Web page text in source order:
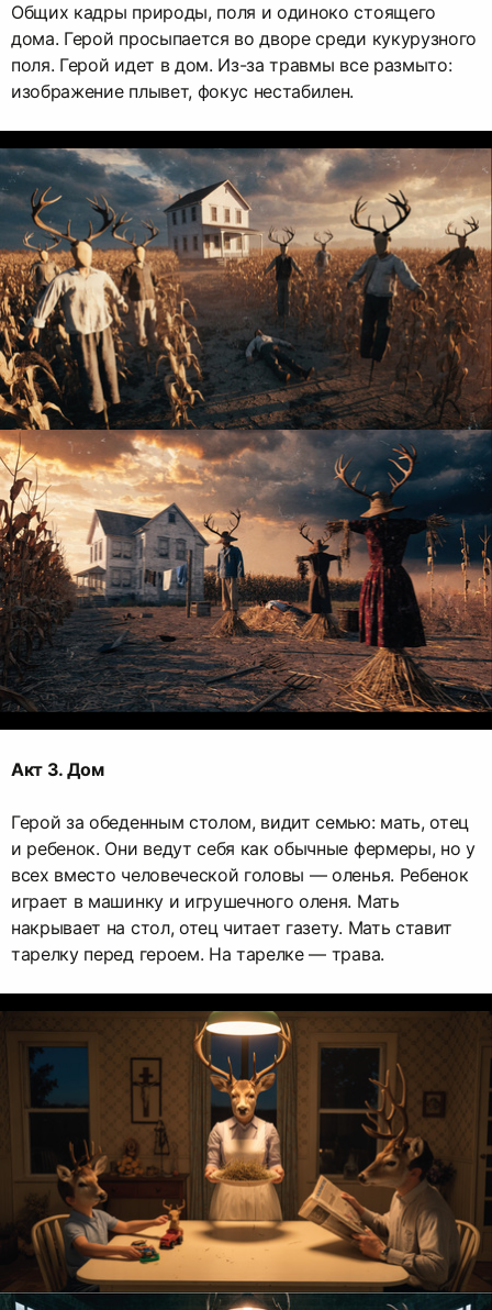
Общих кадры природы, поля и одиноко стоящего
дома. Герой просыпается во дворе среди кукурузного
поля. Герой идет в дом. Из-за травмы все размыто:
изображение плывет, фокус нестабилен.
Акт 3. Дом
Герой за обеденным столом, видит семью: мать, отец
и ребенок. Они ведут себя как обычные фермеры, но у
всех вместо человеческой головы — оленья. Ребенок
играет в машинку и игрушечного оленя. Мать
накрывает на стол, отец читает газету. Мать ставит
тарелку перед героем. На тарелке — трава.